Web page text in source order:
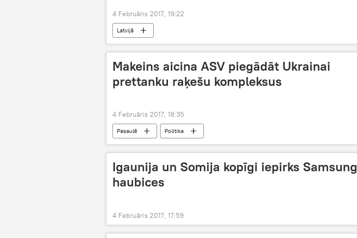
4 Februāris 2017, 19:22
Latvijā
Makeins aicina ASV piegādāt Ukrainai
prettanku raķešu kompleksus
4 Februāris 2017, 18:35
Pasaulē Politika
Igaunija un Somija kopīgi iepirks Samsung
haubices
4 Februāris 2017, 17:59